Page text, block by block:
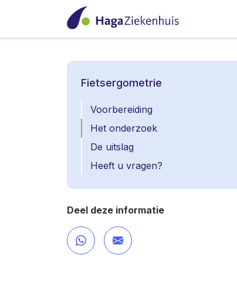
Fietsergometrie
Voorbereiding
Het onderzoek
De uitslag
Heeft u vragen?
Deel deze informatie